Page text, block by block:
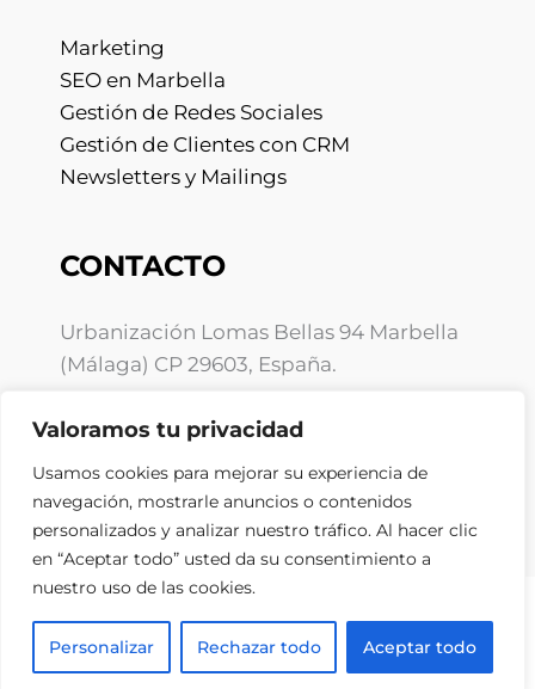
Valoramos tu privacidad
Usamos cookies para mejorar su experiencia de
navegación, mostrarle anuncios o contenidos
personalizados y analizar nuestro tráfico. Al hacer clic
en “Aceptar todo” usted da su consentimiento a
nuestro uso de las cookies.
Personalizar Rechazar todo Aceptar todo
Marketing
SEO en Marbella
Gestión de Redes Sociales
Gestión de Clientes con CRM
Newsletters y Mailings
CONTACTO
Urbanización Lomas Bellas 94 Marbella
(Málaga) CP 29603, España.
+34 675 10 01 59
Copyright © 2026 Ebooz.com
Política de privacidad
Política de Cookies